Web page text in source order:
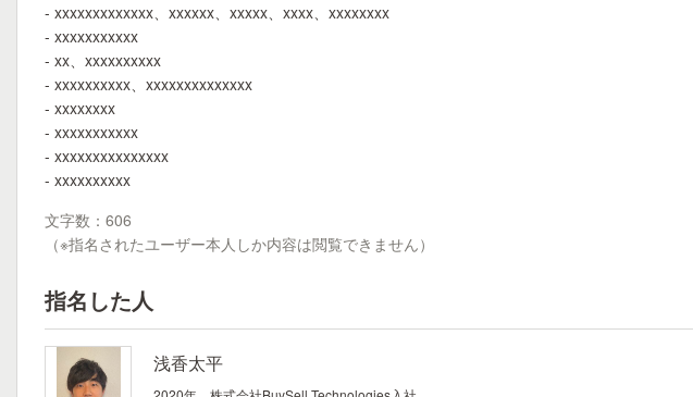
- xxxxxxxxxxxxx、xxxxxx、xxxxx、xxxx、xxxxxxxx
- xxxxxxxxxxx
- xx、xxxxxxxxxx
- xxxxxxxxxx、xxxxxxxxxxxxxx
- xxxxxxxx
- xxxxxxxxxxx
- xxxxxxxxxxxxxxx
- xxxxxxxxxx
文字数：606
（※指名されたユーザー本人しか内容は閲覧できません）
指名した人
浅香太平